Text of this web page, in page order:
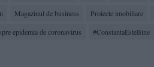
Magazinul de business Proiecte imobiliare
epidemia de coronavirus
#ConstantaEsteBine